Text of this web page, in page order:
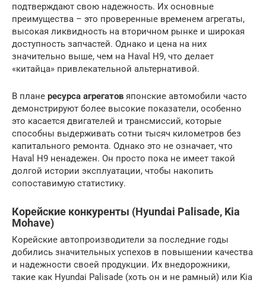
подтверждают свою надежность. Их основные
преимущества – это проверенные временем агрегаты,
высокая ликвидность на вторичном рынке и широкая
доступность запчастей. Однако и цена на них
значительно выше, чем на Haval H9, что делает
«китайца» привлекательной альтернативой.
В плане ресурса агрегатов японские автомобили часто
демонстрируют более высокие показатели, особенно
это касается двигателей и трансмиссий, которые
способны выдерживать сотни тысяч километров без
капитального ремонта. Однако это не означает, что
Haval H9 ненадежен. Он просто пока не имеет такой
долгой истории эксплуатации, чтобы накопить
сопоставимую статистику.
Корейские конкуренты (Hyundai Palisade, Kia
Mohave)
Корейские автопроизводители за последние годы
добились значительных успехов в повышении качества
и надежности своей продукции. Их внедорожники,
такие как Hyundai Palisade (хоть он и не рамный) или Kia